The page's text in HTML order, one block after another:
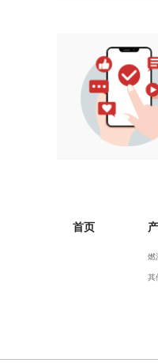
首页
燃
其